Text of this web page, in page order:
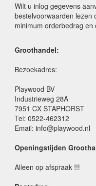
Wilt u inlog gegevens
bestelvoorwaarden lezen
minimum orderbedrag en
Groothandel:
Bezoekadres:
Playwood BV
Industrieweg 28A
7951 CX STAPHORST
Tel: 0522-462312
Email: info@playwood.nl
Openingstijden
Alleen op afspraak !!!